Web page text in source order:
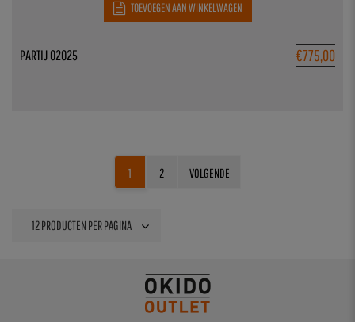
TOEVOEGEN AAN WINKELWAGEN
€775,00
PARTIJ 02025
1 2 VOLGENDE